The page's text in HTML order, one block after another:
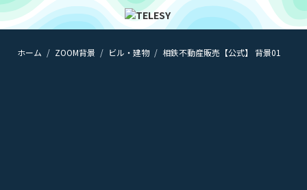
ホーム
ホーム ZOOM背景 ビル・建物 相鉄不動産販売【公式】 背景01